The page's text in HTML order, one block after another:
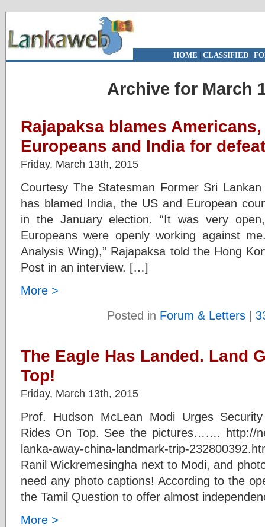
HOME | CLASSIFIED|
Archive for March
Rajapaksa blames
Europeans and India for defeat
Friday, March 13th, 2015
Courtesy The Statesman Former Sri
has blamed India, the US and European
in the January election. “It was very
Europeans were openly working against
Analysis Wing),” Rajapaksa told the Hong
Post in an interview. […]
More >
Posted in Forum & Letters |
The Eagle Has Landed. Land
Top!
Friday, March 13th, 2015
Prof. Hudson McLean Modi Urges
Rides On Top. See the pictures……. http://
lanka-away-china-landmark-trip-
Ranil Wickremesingha next to Modi, and
need any photo captions! According to the
the Tamil Question to offer almost
More >